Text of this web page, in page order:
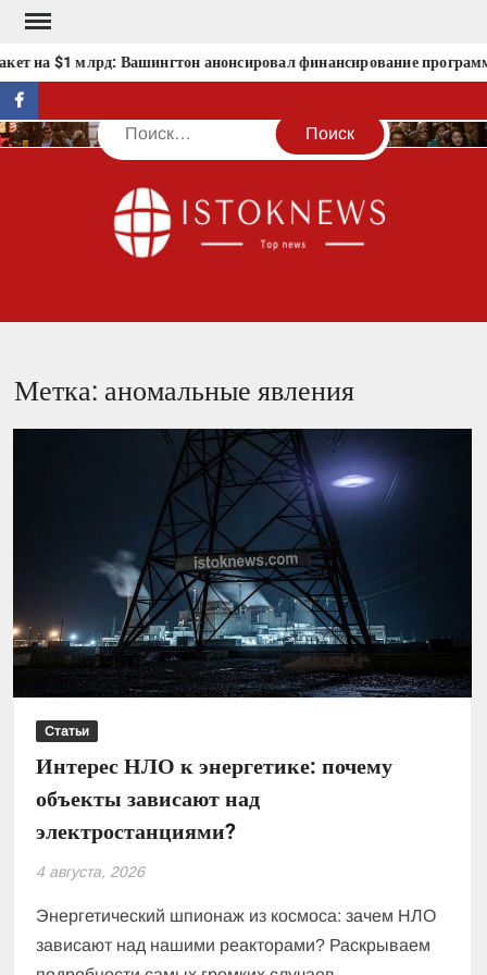
Перейти
содержимому
на $1 млрд: Вашингтон анонсировал финансирование программ
facebook
Поиск
Метка: аномальные явления
Статьи
Интерес НЛО к энергетике: почему
объекты зависают над
электростанциями?
4 августа, 2026
Энергетический шпионаж из космоса: зачем НЛО
зависают над нашими реакторами? Раскрываем